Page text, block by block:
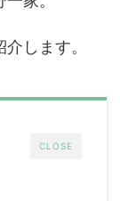
します。
CLOSE